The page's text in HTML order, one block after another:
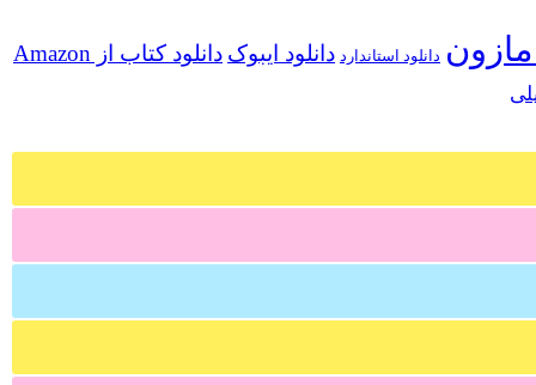
دانلود استاندارد دانلود ایبوک دانلود کتاب از Amazon